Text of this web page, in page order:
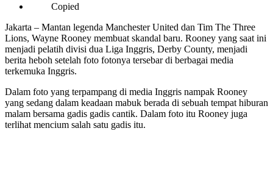
Copied
Jakarta – Mantan legenda Manchester United dan Tim The Three
Lions, Wayne Rooney membuat skandal baru. Rooney yang saat ini
menjadi pelatih divisi dua Liga Inggris, Derby County, menjadi
berita heboh setelah foto fotonya tersebar di berbagai media
terkemuka Inggris.
Dalam foto yang terpampang di media Inggris nampak Rooney
yang sedang dalam keadaan mabuk berada di sebuah tempat hiburan
malam bersama gadis gadis cantik. Dalam foto itu Rooney juga
terlihat mencium salah satu gadis itu.